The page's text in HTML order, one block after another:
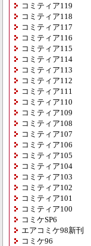
コミティア119
コミティア118
コミティア117
コミティア116
コミティア115
コミティア114
コミティア113
コミティア112
コミティア111
コミティア110
コミティア109
コミティア108
コミティア107
コミティア106
コミティア105
コミティア104
コミティア103
コミティア102
コミティア101
コミティア100
コミケSP6
エアコミケ98新刊
コミケ96